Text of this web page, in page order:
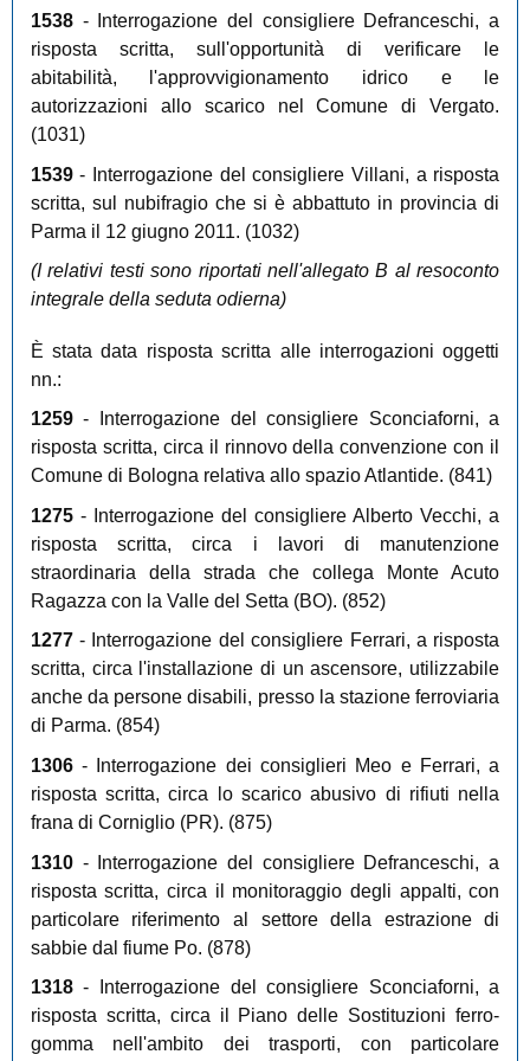
1538- Interrogazione del consigliere Defranceschi, a
risposta scritta, sull'opportunità di verificare le
abitabilità, l'approvvigionamento idrico e le
autorizzazioni allo scarico nel Comune di Vergato.
(1031)
1539- Interrogazione del consigliere Villani, a risposta
scritta, sul nubifragio che si è abbattuto in provincia di
Parma il 12 giugno 2011. (1032)
(I relativi testi sono riportati nell'allegato B al resoconto
integrale della seduta odierna)
È stata data risposta scritta alle interrogazioni oggetti
nn.:
1259- Interrogazione del consigliere Sconciaforni, a
risposta scritta, circa il rinnovo della convenzione con il
Comune di Bologna relativa allo spazio Atlantide. (841)
1275- Interrogazione del consigliere Alberto Vecchi, a
risposta scritta, circa i lavori di manutenzione
straordinaria della strada che collega Monte Acuto
Ragazza con la Valle del Setta (BO). (852)
1277- Interrogazione del consigliere Ferrari, a risposta
scritta, circa l'installazione di un ascensore, utilizzabile
anche da persone disabili, presso la stazione ferroviaria
di Parma. (854)
1306- Interrogazione dei consiglieri Meo e Ferrari, a
risposta scritta, circa lo scarico abusivo di rifiuti nella
frana di Corniglio (PR). (875)
1310- Interrogazione del consigliere Defranceschi, a
risposta scritta, circa il monitoraggio degli appalti, con
particolare riferimento al settore della estrazione di
sabbie dal fiume Po. (878)
1318- Interrogazione del consigliere Sconciaforni, a
risposta scritta, circa il Piano delle Sostituzioni ferro-
gomma nell'ambito dei trasporti, con particolare